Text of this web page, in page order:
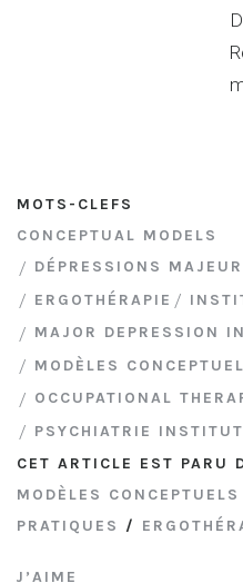
MOTS-CLEFS
CONCEPTUAL MODELS
DÉPRESSIONS
ERGOTHÉRAPIE
MAJOR DEPRESSION
MODÈLES
OCCUPATIONAL
PSYCHIATRIE
CET ARTICLE EST PARU
MODÈLES
PRATIQUES /
J’AIME